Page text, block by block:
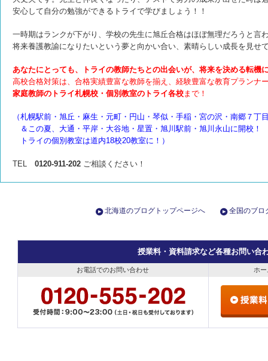
安心して自分の勉強ができるトライで学びましょう！！
一時期はランクが下がり、学校の先生に旭丘合格はほぼ無理だろうと言
将来養護教諭になりたいという夢と向かい合い、素晴らしい成長を見せ
あなたにとっても、トライの教師たちとの出会いが、将来を決める転機
高校合格対策は、合格実績豊富な教師を揃え、経験豊富な教育プランナ
家庭教師のトライ札幌校・個別教室のトライ各校まで！
（札幌駅前・旭丘・麻生・元町・円山・琴似・手稲・宮の沢・南郷７丁
＆ この夏、大通・平岸・大谷地・星置・旭川駅前・旭川永山に開校！
トライの個別教室は道内18校20教室に！）
TEL 0120-911-202 ご相談ください！
北海道のブログトップページへ 全国のブロ
授業料・資料請求など各種お問い合
お電話でのお問い合わせ ホ